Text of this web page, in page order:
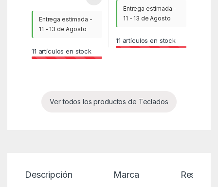
Entrega estimada -
11 - 13 de Agosto
11 artículos en stock
Entrega estimada -
11 - 13 de Agosto
11 artículos en stock
Ver todos los productos de Teclados
Descripción Marca Reseñas